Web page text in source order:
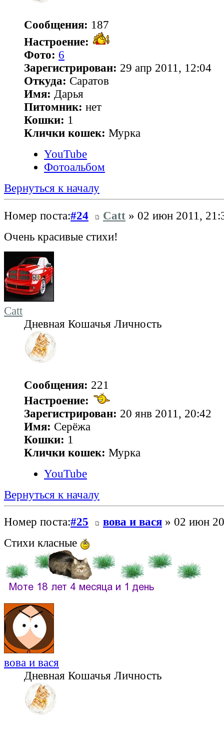
Сообщения: 187
Настроение:
Фото: 6
Зарегистрирован: 29 апр 2011, 12:04
Откуда: Саратов
Имя: Дарья
Питомник: нет
Кошки: 1
Клички кошек: Мурка
YouTube
Фотоальбом
Вернуться к началу
Номер поста:#24 Catt » 02 июн 2011,
Очень красивые стихи!
Catt
Дневная Кошачья Личность
Сообщения: 221
Настроение:
Зарегистрирован: 20 янв 2011, 20:42
Имя: Серёжа
Кошки: 1
Клички кошек: Мурка
YouTube
Вернуться к началу
Номер поста:#25 вова и вася » 02 июн
Стихи класные
вова и вася
Дневная Кошачья Личность